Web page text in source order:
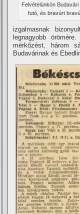
Felvételünkön
futó, és bravúrt
izgalmasnak
legnagyobb
mérkőzést, három
Budavárinak és